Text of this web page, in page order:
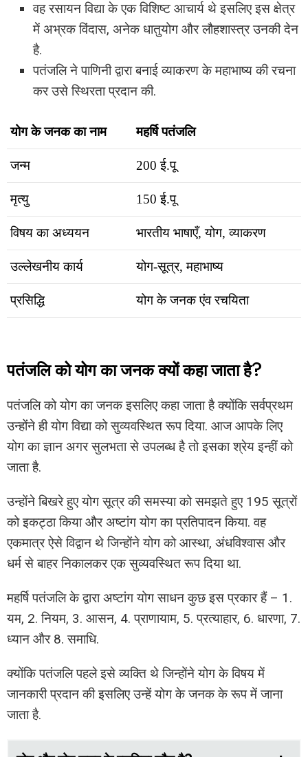
वह रसायन विद्या के एक विशिष्ट आचार्य थे इसलिए इस क्षेत्र
में अभ्रक विंदास, अनेक धातुयोग और लौहशास्त्र उनकी देन
है.
पतंजलि ने पाणिनी द्वारा बनाई व्याकरण के महाभाष्य की रचना
कर उसे स्थिरता प्रदान की.
योग के जनक का नाम महर्षि पतंजलि
जन्म 200 ई.पू
मृत्यु 150 ई.पू
विषय का अध्ययन भारतीय भाषाएँ, योग, व्याकरण
उल्लेखनीय कार्य योग-सूत्र, महाभाष्य
प्रसिद्धि योग के जनक एंव रचयिता
पतंजलि को योग का जनक क्यों कहा जाता है?
पतंजलि को योग का जनक इसलिए कहा जाता है क्योंकि सर्वप्रथम
उन्होंने ही योग विद्या को सुव्यवस्थित रूप दिया. आज आपके लिए
योग का ज्ञान अगर सुलभता से उपलब्ध है तो इसका श्रेय इन्हीं को
जाता है.
उन्होंने बिखरे हुए योग सूत्र की समस्या को समझते हुए 195 सूत्रों
को इकट्ठा किया और अष्टांग योग का प्रतिपादन किया. वह
एकमात्र ऐसे विद्वान थे जिन्होंने योग को आस्था, अंधविश्वास और
धर्म से बाहर निकालकर एक सुव्यवस्थित रूप दिया था.
महर्षि पतंजलि के द्वारा अष्टांग योग साधन कुछ इस प्रकार हैं – 1.
यम, 2. नियम, 3. आसन, 4. प्राणायाम, 5. प्रत्याहार, 6. धारणा, 7.
ध्यान और 8. समाधि.
क्योंकि पतंजलि पहले इसे व्यक्ति थे जिन्होंने योग के विषय में
जानकारी प्रदान की इसलिए उन्हें योग के जनक के रूप में जाना
जाता है.